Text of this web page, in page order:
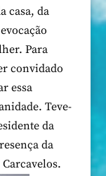
casa, da
Para
convidado
essa
Teve-
da
da